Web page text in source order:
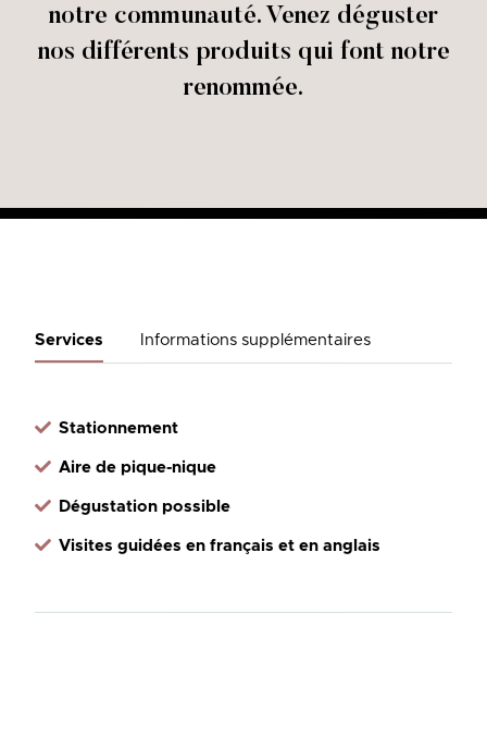
notre communauté. Venez déguster
nos différents produits qui font notre
renommée.
Services Informations supplémentaires
Stationnement
Aire de pique-nique
Dégustation possible
Visites guidées en français et en anglais